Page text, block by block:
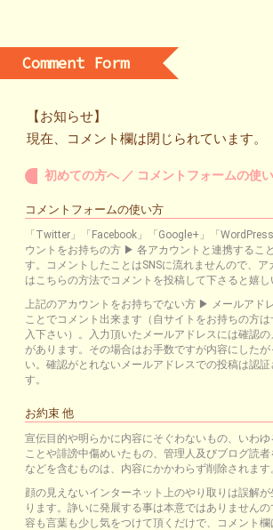
Comment Form
【お知らせ】
現在、コメント欄は閉じられています。
初めての方へ ／ コメントフォームの使
コメントフォームの使い方
「Twitter」「Facebook」「Google+」「
ウントをお持ちの方 ▶ 各アカウントと連携するこ
す。コメントしたことはSNSに流れませんので、
はこちらの方法でコメントを投稿して下さると嬉し
上記のアカウントをお持ちでない方 ▶ メールアド
ことでコメント出来ます（自サイトをお持ちの方
入下さい）。入力頂いたメールアドレスには確認
があります。その場合はお手数ですが内容にしたが
い。確認がとれないメールアドレスでの投稿は認証
す。
お約束 他
宣伝目的や明らかに内容にそぐわないもの、いわ
ことや誹謗中傷めいたもの、管理人及びブログ読
などを含むものは、内容にかかわらず削除されます
顔の見えないインターネット上のやり取りは誤解
ります。諍いに発展する事は本意ではありません
容も言葉も少し気をつけて頂くだけで、コメント